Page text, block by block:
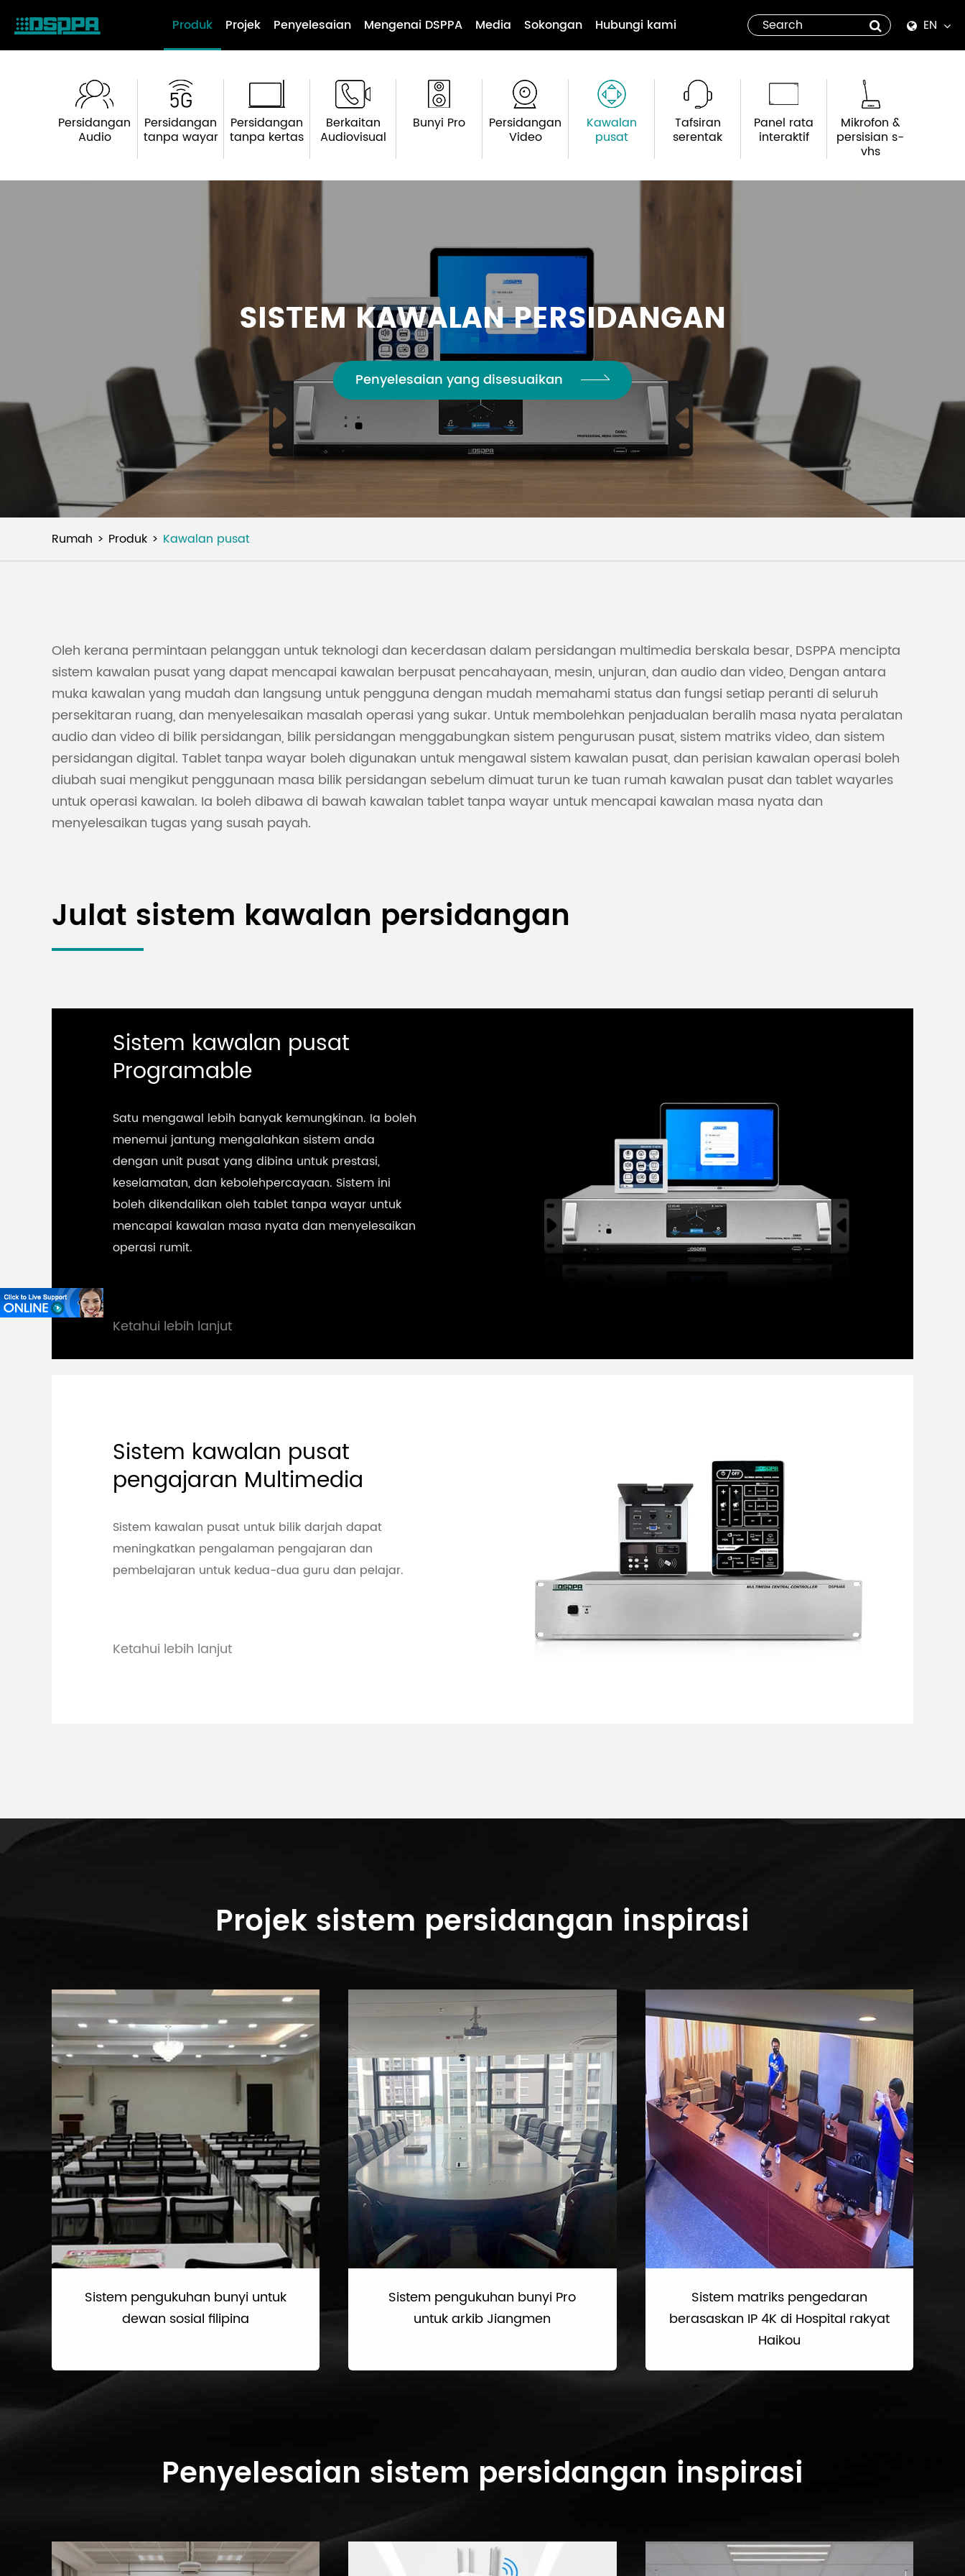
Produk Projek Penyelesaian Mengenai DSPPA Media Sokongan Hubungi kami
EN
Español
italiano
বাঙালি
Persidangan
Audio
Persidangan
tanpa wayar
Persidangan
tanpa kertas
Berkaitan
Audiovisual
Bunyi Pro Persidangan
Video
Kawalan
pusat
Tafsiran
serentak
Panel rata
interaktif
Mikrofon &
persisian s-
vhs
SISTEM KAWALAN PERSIDANGAN
Penyelesaian yang disesuaikan
Rumah Produk Kawalan pusat
Oleh kerana permintaan pelanggan untuk teknologi dan kecerdasan dalam persidangan multimedia berskala besar, DSPPA mencipta
sistem kawalan pusat yang dapat mencapai kawalan berpusat pencahayaan, mesin, unjuran, dan audio dan video, Dengan antara
muka kawalan yang mudah dan langsung untuk pengguna dengan mudah memahami status dan fungsi setiap peranti di seluruh
persekitaran ruang, dan menyelesaikan masalah operasi yang sukar. Untuk membolehkan penjadualan beralih masa nyata peralatan
audio dan video di bilik persidangan, bilik persidangan menggabungkan sistem pengurusan pusat, sistem matriks video, dan sistem
persidangan digital. Tablet tanpa wayar boleh digunakan untuk mengawal sistem kawalan pusat, dan perisian kawalan operasi boleh
diubah suai mengikut penggunaan masa bilik persidangan sebelum dimuat turun ke tuan rumah kawalan pusat dan tablet wayarles
untuk operasi kawalan. Ia boleh dibawa di bawah kawalan tablet tanpa wayar untuk mencapai kawalan masa nyata dan
menyelesaikan tugas yang susah payah.
Julat sistem kawalan persidangan
Sistem kawalan pusat
Programable
Satu mengawal lebih banyak kemungkinan. Ia boleh
menemui jantung mengalahkan sistem anda
dengan unit pusat yang dibina untuk prestasi,
keselamatan, dan kebolehpercayaan. Sistem ini
boleh dikendalikan oleh tablet tanpa wayar untuk
mencapai kawalan masa nyata dan menyelesaikan
operasi rumit.
Ketahui lebih lanjut
Sistem kawalan pusat
pengajaran Multimedia
Sistem kawalan pusat untuk bilik darjah dapat
meningkatkan pengalaman pengajaran dan
pembelajaran untuk kedua-dua guru dan pelajar.
Ketahui lebih lanjut
Projek sistem persidangan inspirasi
Sistem pengukuhan bunyi untuk
dewan sosial filipina
Sistem pengukuhan bunyi Pro
untuk arkib Jiangmen
Sistem matriks pengedaran
berasaskan IP 4K di Hospital rakyat
Haikou
Penyelesaian sistem persidangan inspirasi